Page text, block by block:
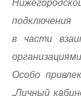
в части
Особо
„Личный